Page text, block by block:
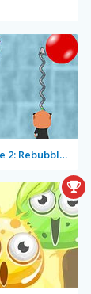
Bubble Trouble 2: Rebubbled